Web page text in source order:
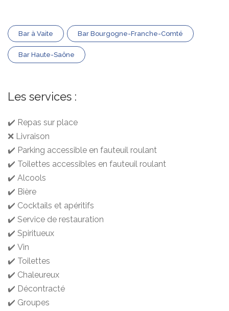
Bar à Vaite Bar Bourgogne-Franche-Comté
Bar Haute-Saône
Les services :
✔️ Repas sur place
❌ Livraison
✔️ Parking accessible en fauteuil roulant
✔️ Toilettes accessibles en fauteuil roulant
✔️ Alcools
✔️ Bière
✔️ Cocktails et apéritifs
✔️ Service de restauration
✔️ Spiritueux
✔️ Vin
✔️ Toilettes
✔️ Chaleureux
✔️ Décontracté
✔️ Groupes